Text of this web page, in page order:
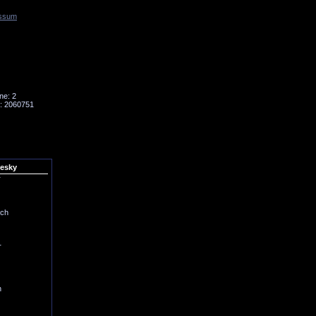
2
2060751